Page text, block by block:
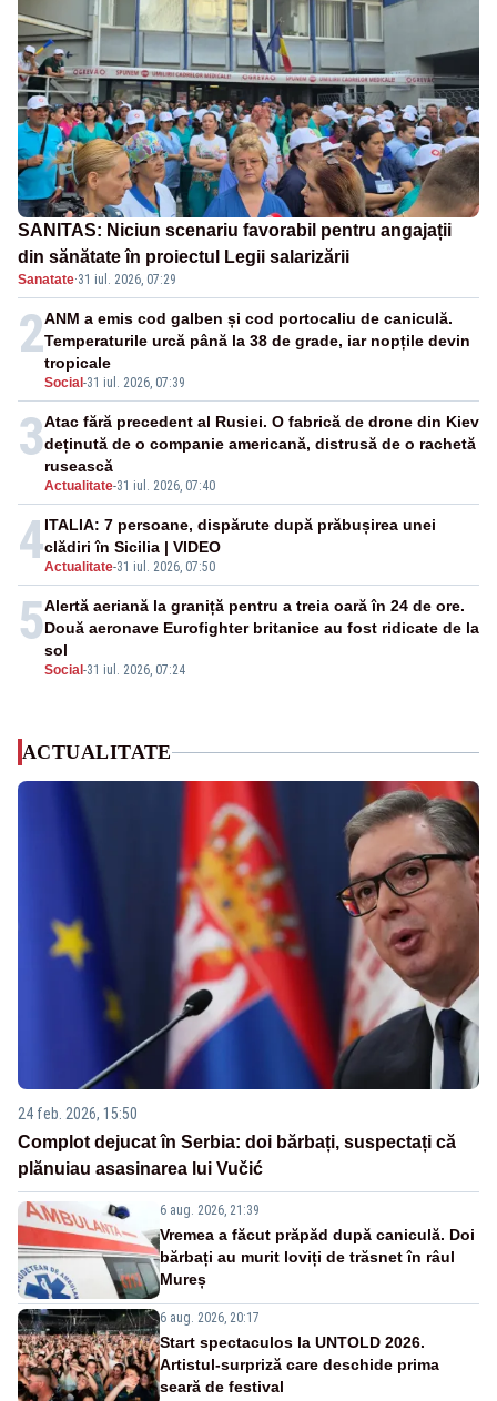
SANITAS: Niciun scenariu favorabil pentru angajații
din sănătate în proiectul Legii salarizării
Sanatate·31 iul. 2026, 07:29
2
Social -31 iul. 2026, 07:39
ANM a emis cod galben și cod portocaliu de caniculă.
Temperaturile urcă până la 38 de grade, iar nopțile devin
tropicale
3
Actualitate-31 iul. 2026, 07:40
Atac fără precedent al Rusiei. O fabrică de drone din Kiev
deținută de o companie americană, distrusă de o rachetă
rusească
4Actualitate-31 iul. 2026, 07:50
ITALIA: 7 persoane, dispărute după prăbușirea unei
clădiri în Sicilia | VIDEO
5
Social -31 iul. 2026, 07:24
Alertă aeriană la graniță pentru a treia oară în 24 de ore.
Două aeronave Eurofighter britanice au fost ridicate de la
sol
ACTUALITATE
24 feb. 2026, 15:50
Complot dejucat în Serbia: doi bărbați, suspectați că
plănuiau asasinarea lui Vučić
6 aug. 2026, 21:39
Vremea a făcut prăpăd după caniculă. Doi
bărbați au murit loviți de trăsnet în râul
Mureș
6 aug. 2026, 20:17
Start spectaculos la UNTOLD 2026.
Artistul-surpriză care deschide prima
seară de festival